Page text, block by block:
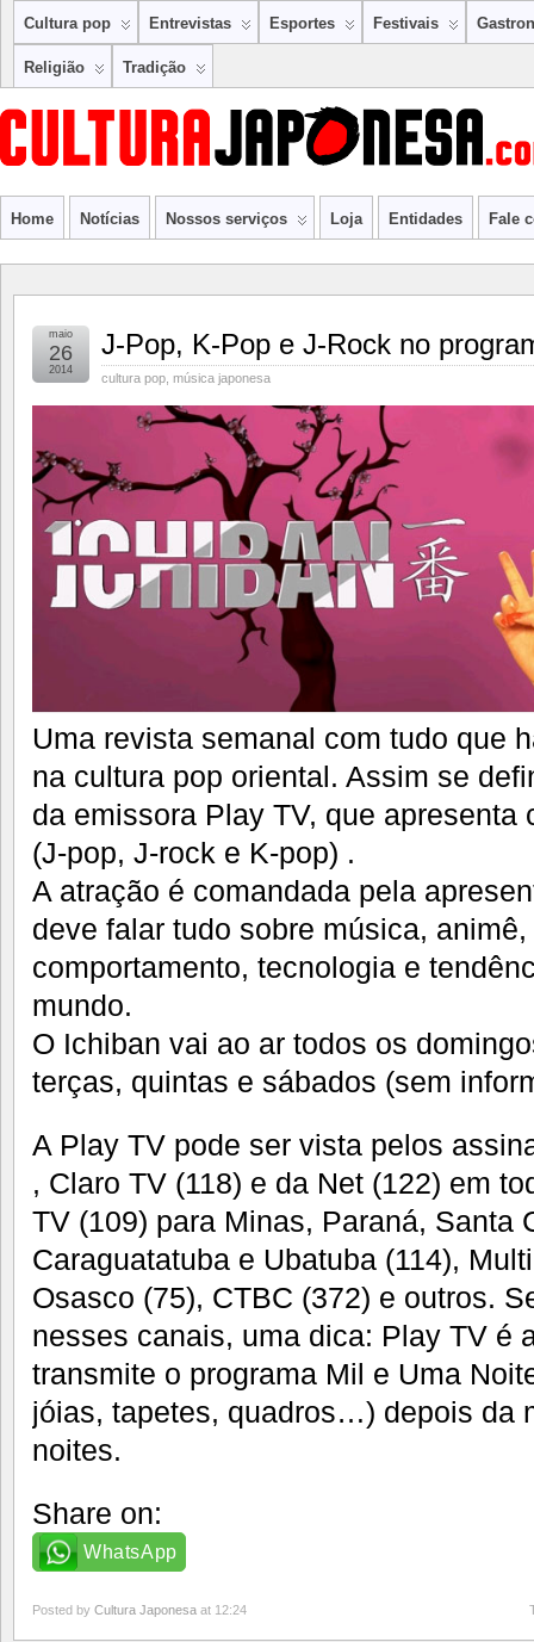
Cultura pop Entrevistas Esportes Festivais
Religião Tradição
Home Notícias Nossos serviços Loja Entidades Fale
J-Pop, K-Pop e J-Rock no
cultura pop música japonesa
maio
26
2014
Uma revista semanal com tudo que
na cultura pop oriental. Assim se
da emissora Play TV, que apresenta
(J-pop, J-rock e K-pop) .
A atração é comandada pela
deve falar tudo sobre música,
comportamento, tecnologia e
mundo.
O Ichiban vai ao ar todos os
terças, quintas e sábados (sem
A Play TV pode ser vista pelos
, Claro TV (118) e da Net (122) em
TV (109) para Minas, Paraná, Santa
Caraguatatuba e Ubatuba (114),
Osasco (75), CTBC (372) e outros.
nesses canais, uma dica: Play TV é
transmite o programa Mil e Uma
jóias, tapetes, quadros…) depois da
noites.
Share on:
WhatsApp
Posted by Cultura Japonesa at 12:24